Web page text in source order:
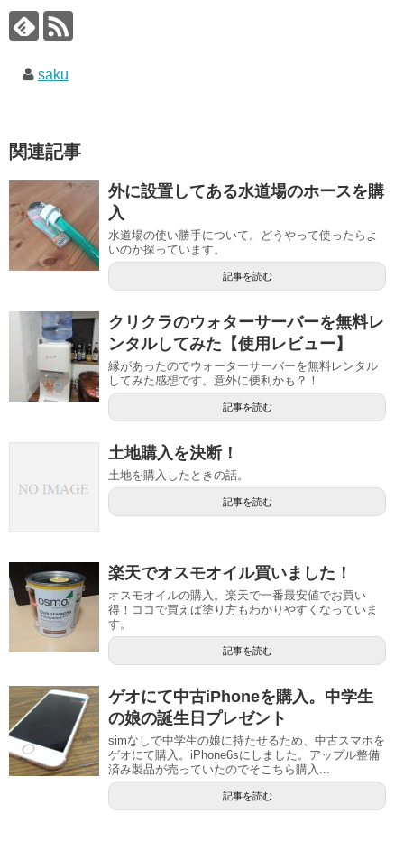
saku
関連記事
外に設置してある水道場のホースを購
入
水道場の使い勝手について。どうやって使ったらよ
いのか探っています。
記事を読む
クリクラのウォターサーバーを無料レ
ンタルしてみた【使用レビュー】
縁があったのでウォーターサーバーを無料レンタル
してみた感想です。意外に便利かも？！
記事を読む
土地購入を決断！
土地を購入したときの話。
記事を読む
楽天でオスモオイル買いました！
オスモオイルの購入。楽天で一番最安値でお買い
得！ココで買えば塗り方もわかりやすくなっていま
す。
記事を読む
ゲオにて中古iPhoneを購入。中学生
の娘の誕生日プレゼント
simなしで中学生の娘に持たせるため、中古スマホを
ゲオにて購入。iPhone6sにしました。アップル整備
済み製品が売っていたのでそこちら購入...
記事を読む